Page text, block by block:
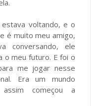
voltando, e o
é muito meu amigo,
conversando, ele
o meu futuro. E foi o
me jogar nesse
Era um mundo
começou a